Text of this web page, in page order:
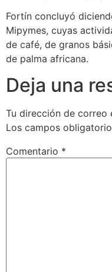
Fortín concluyó
Mipymes, cuyas
de café, de granos
de palma africana.
Deja una
Tu dirección de correo
Los campos
Comentario *